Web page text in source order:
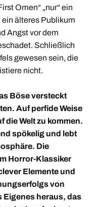
Omen“ „nur“ ein
älteres Publikum
Angst vor dem
Schließlich
gewesen sein, die
nicht.
Böse versteckt
Auf perfide Weise
die Welt zu kommen.
spökelig und lebt
Die
Horror-Klassiker
Elemente und
von
Eigenes heraus, das